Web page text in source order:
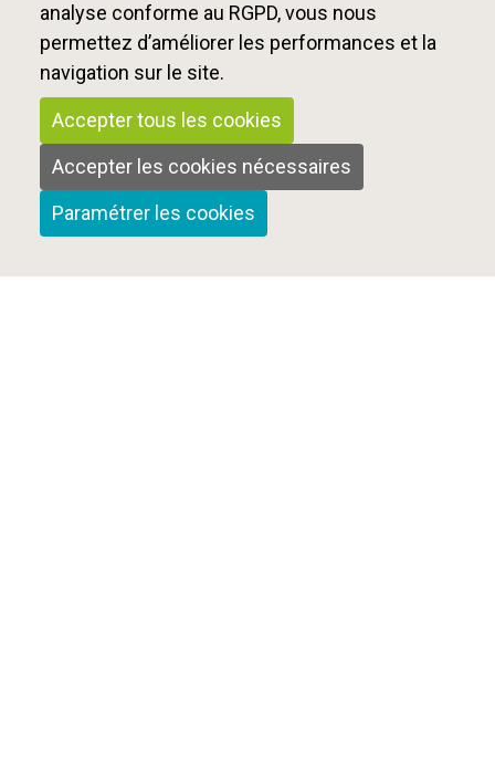
analyse conforme au RGPD, vous nous
permettez d’améliorer les performances et la
navigation sur le site.
Accepter tous les cookies
Accepter les cookies nécessaires
Paramétrer les cookies